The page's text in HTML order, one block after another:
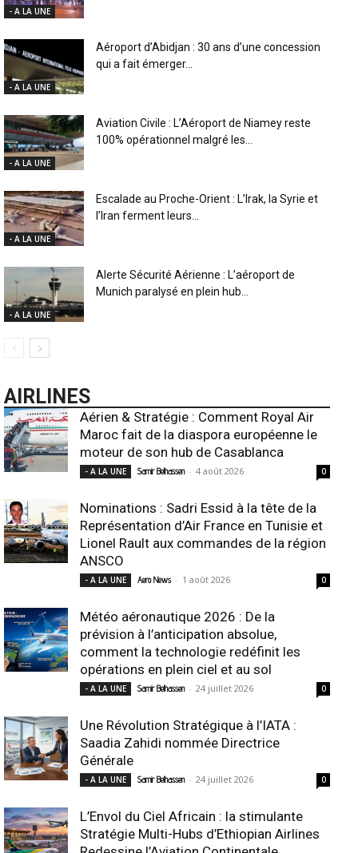
- A LA UNE
- A LA UNE
Aéroport d’Abidjan : 30 ans d’une concession
qui a fait émerger...
- A LA UNE
Aviation Civile : L’Aéroport de Niamey reste
100% opérationnel malgré les...
- A LA UNE
Escalade au Proche-Orient : L’Irak, la Syrie et
l’Iran ferment leurs...
- A LA UNE
Alerte Sécurité Aérienne : L’aéroport de
Munich paralysé en plein hub...
AIRLINES
Aérien & Stratégie : Comment Royal Air
Maroc fait de la diaspora européenne le
moteur de son hub de Casablanca
- A LA UNE Samir Belhassen - 4 août 2026 0
Nominations : Sadri Essid à la tête de la
Représentation d’Air France en Tunisie et
Lionel Rault aux commandes de la région
ANSCO
- A LA UNE Aero News - 1 août 2026 0
Météo aéronautique 2026 : De la
prévision à l’anticipation absolue,
comment la technologie redéfinit les
opérations en plein ciel et au sol
- A LA UNE Samir Belhassen - 24 juillet 2026 0
Une Révolution Stratégique à l’IATA :
Saadia Zahidi nommée Directrice
Générale
- A LA UNE Samir Belhassen - 24 juillet 2026 0
L’Envol du Ciel Africain : la stimulante
Stratégie Multi-Hubs d’Ethiopian Airlines